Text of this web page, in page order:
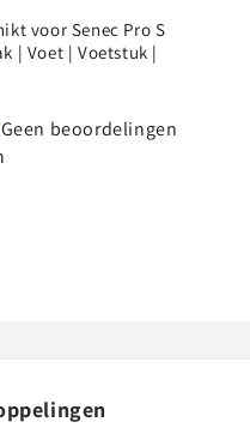
voor Senec Pro S
| Voet | Voetstuk |
Geen beoordelingen